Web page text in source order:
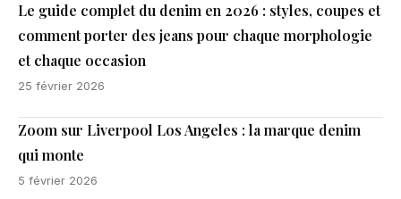
Le guide complet du denim en 2026 : styles, coupes et
comment porter des jeans pour chaque morphologie
et chaque occasion
25 février 2026
Zoom sur Liverpool Los Angeles : la marque denim
qui monte
5 février 2026